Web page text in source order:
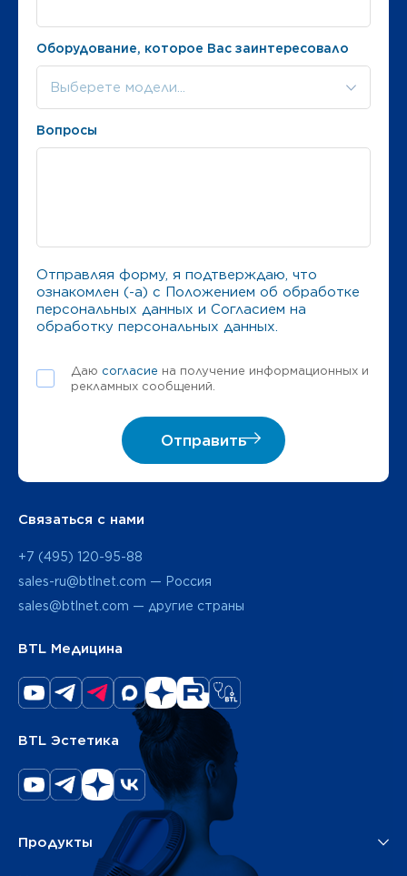
Продукты
Связаться с нами
+7 (495) 120-95-88
sales-ru@btlnet.com — Россия
sales@btlnet.com — другие страны
BTL Медицина
BTL Эстетика
Оборудование, которое Вас заинтересовало
Выберете модели...
Вопросы
Отправляя форму, я подтверждаю, что
ознакомлен (-а) с Положением об обработке
персональных данных и Согласием на
обработку персональных данных
Даю согласие на получение информационных и
рекламных сообщений.
Отправить